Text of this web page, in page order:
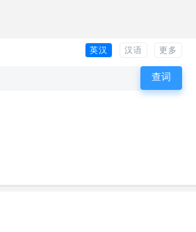
英汉 汉语 更多